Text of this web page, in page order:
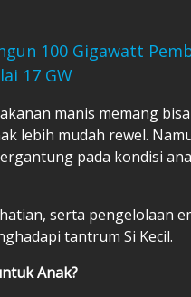
100 Gigawatt
17 GW
manis memang
lebih mudah rewel.
pada kondisi
serta pengelolaan
tantrum Si Kecil.
Anak?